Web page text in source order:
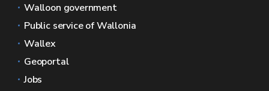
Walloon government
Public service of Wallonia
Wallex
Geoportal
Jobs